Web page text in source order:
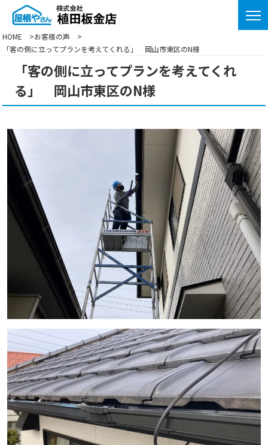
HOME
お客様の声
「客の側に立ってプランを考えてくれる」 岡山市東区のN様
「客の側に立ってプランを考えてくれ
る」 岡山市東区のN様